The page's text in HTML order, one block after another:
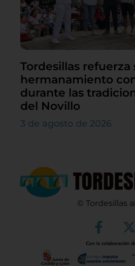
Tordesillas refuerza
hermanamiento
durante las
del Novillo
3 de agosto de 2026
© Tordesillas